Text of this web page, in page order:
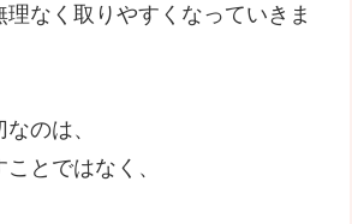
理なく取りやすくなっていきま
のは、
とではなく、